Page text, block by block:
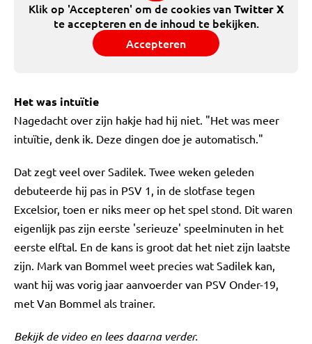
Klik op 'Accepteren' om de cookies vanTwitter X
te accepteren en de inhoud te bekijken.
Accepteren
Het was intuïtie
Nagedacht over zijn hakje had hij niet. "Het was meer
intuïtie, denk ik. Deze dingen doe je automatisch."
Dat zegt veel over Sadilek. Twee weken geleden
debuteerde hij pas in PSV 1, in de slotfase tegen
Excelsior, toen er niks meer op het spel stond. Dit waren
eigenlijk pas zijn eerste 'serieuze' speelminuten in het
eerste elftal. En de kans is groot dat het niet zijn laatste
zijn. Mark van Bommel weet precies wat Sadilek kan,
want hij was vorig jaar aanvoerder van PSV Onder-19,
met Van Bommel als trainer.
Bekijk de video en lees daarna verder.